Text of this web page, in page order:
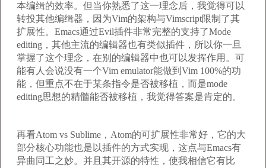
本编缉的效率。但当你熟悉了这一理念后，我觉得可以
转投其他编缉器，因为Vim的架构与Vimscript限制了其
扩展性。Emacs通过Evil插件非常完整的支持了Mode
editing，其他主流的编辑器也有类似插件，所以你一旦
掌握了这个理念，在别的编辑器中也可以发挥作用。可
能有人会说没有一个Vim emulator能做到Vim 100%的功
能，但重点不在于某条指令是否被移植，而是mode
editing思想的精髓能否被移植，我觉得答案是肯定的。
再看Atom vs Sublime，Atom的可扩展性非常好，它的大
部分核心功能也是以插件的方式实现，这点与Emacs有
异曲同工之妙。并且其开源的特性，使我相信它有比